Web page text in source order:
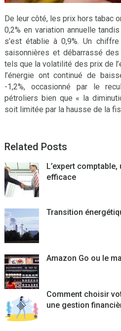
De leur côté, les prix hors tabac
0,2% en variation annuelle
s’est établie à 0,9%. Un
saisonnières et débarrassé
tels que la volatilité des prix de
l’énergie ont continué de
-1,2%, occasionné par le
pétroliers bien que « la
soit limitée par la hausse de la
Related Posts
L’expert
efficace
Transition
Amazon Go ou le
Comment choisir
une gestion